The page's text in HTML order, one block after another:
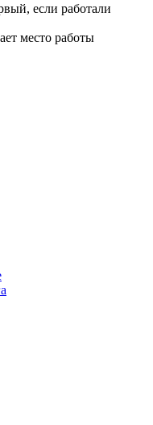
если работали
место работы